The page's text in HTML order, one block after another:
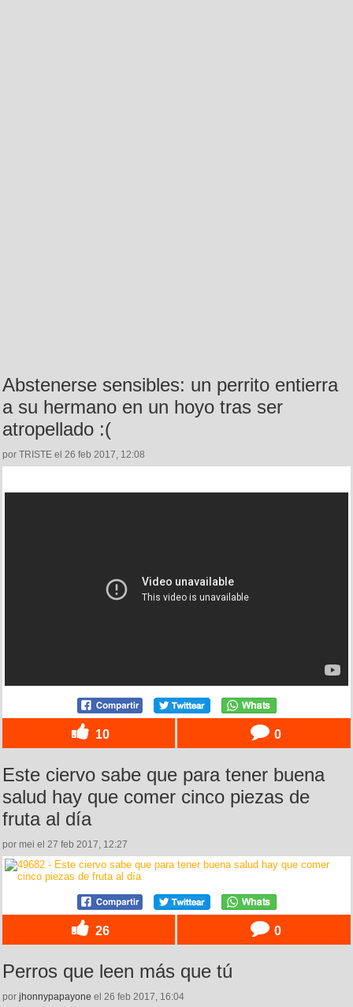
Abstenerse sensibles: un perrito entierra
a su hermano en un hoyo tras ser
atropellado :(
por TRISTE el 26 feb 2017, 12:08
10 0
Este ciervo sabe que para tener buena
salud hay que comer cinco piezas de
fruta al día
por mei el 27 feb 2017, 12:27
26 0
Perros que leen más que tú
por jhonnypapayone el 26 feb 2017, 16:04